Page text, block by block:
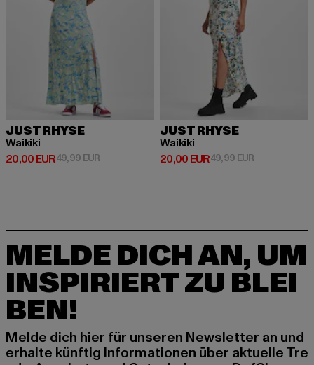
JUST RHYSE
Waikiki
20,00 EUR
Derzeitiger Preis: 20,00 EUR
49,99 EURAktionspreis: 49,99 EUR
JUST RHYSE
Waikiki
20,00 EUR
Derzeitiger Preis: 20,00 EUR
49,99 EURAktionspreis:
MELDE DICH AN, UM
INSPIRIERT ZU BLEI
BEN!
Melde dich hier für unseren Newsletter an und
erhalte künftig Informationen über aktuelle Tre